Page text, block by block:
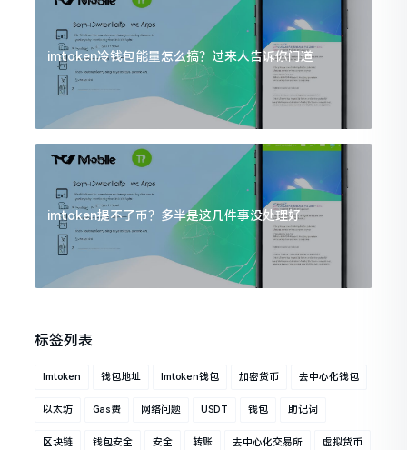
imtoken冷钱包能量怎么搞？过来人告诉你门道
imtoken提不了币？多半是这几件事没处理好
标签列表
Imtoken 钱包地址 Imtoken钱包 加密货币 去中心化钱包
以太坊 Gas费 网络问题 USDT 钱包 助记词
区块链 钱包安全 安全 转账 去中心化交易所 虚拟货币